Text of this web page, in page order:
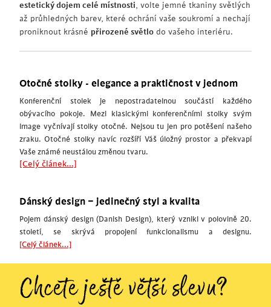
estetický dojem celé místnosti, volte jemné tkaniny světlých
až průhledných barev, které ochrání vaše soukromí a nechají
proniknout krásné přirozené světlo do vašeho interiéru.
Otočné stolky - elegance a praktičnost v jednom
Konferenční stolek je nepostradatelnou součástí každého
obývacího pokoje. Mezi klasickými konferenčními stolky svým
image vyčnívají stolky otočné. Nejsou tu jen pro potěšení našeho
zraku. Otočné stolky navíc rozšíří Váš úložný prostor a překvapí
Vaše známé neustálou změnou tvaru.
[Celý článek...]
Dánský design – jedinečný styl a kvalita
Pojem dánský design (Danish Design), který vznikl v polovině 20.
století, se skrývá propojení funkcionalismu a designu.
[Celý článek...]
Chcete ještě větší slevu?